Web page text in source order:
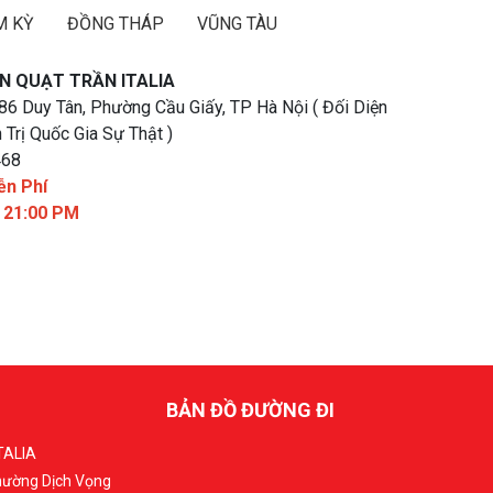
KỲ ĐỒNG THÁP VŨNG TÀU
QUẠT TRẦN ITALIA
Duy Tân, Phường Cầu Giấy, TP Hà Nội ( Đối Diện
Trị Quốc Gia Sự Thật )
Phí
PM
Dịch Vọng
BẢN ĐỒ ĐƯỜNG ĐI